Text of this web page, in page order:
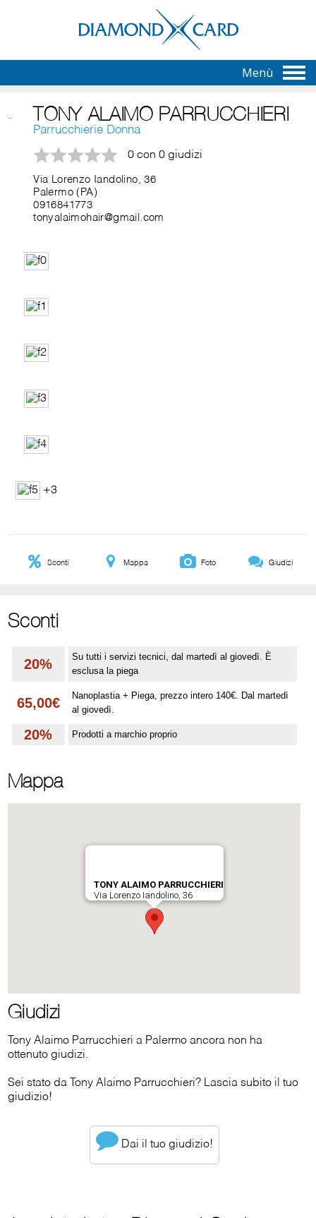
Menù
TONY ALAIMO PARRUCCHIERI
Parrucchierie Donna
0 con 0 giudizi
Via Lorenzo Iandolino, 36
Palermo (PA)
0916841773
tonyalaimohair@gmail.com
+3
Sconti Mappa Foto Giudizi
Sconti
20%
Su tutti i servizi tecnici, dal martedì al giovedì. È
esclusa la piega
65,00€
Nanoplastia + Piega, prezzo intero 140€. Dal martedì
al giovedì.
20% Prodotti a marchio proprio
Mappa
Giudizi
Tony Alaimo Parrucchieri a Palermo ancora non ha
ottenuto giudizi.
Sei stato da Tony Alaimo Parrucchieri? Lascia subito il tuo
giudizio!
Dai il tuo giudizio!